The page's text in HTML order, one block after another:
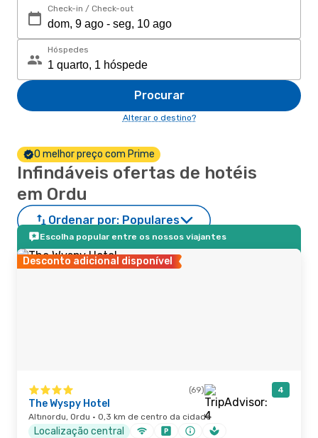
Check-in / Check-out
Hóspedes
Procurar
Alterar o destino?
O melhor preço com Prime
Infindáveis ofertas de hotéis
em Ordu
Ordenar por: Populares
Escolha popular entre os nossos viajantes
Desconto adicional disponível
(69) 4
The Wyspy Hotel
Altınordu, Ordu · 0,3 km de centro da cidade
Localização central